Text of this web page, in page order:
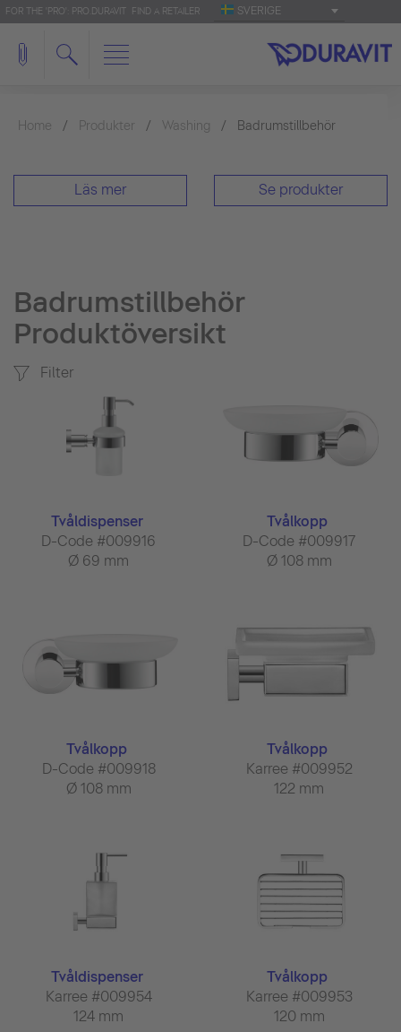
FOR THE 'PRO': PRO.DURAVIT FIND A RETAILER SVERIGE
Home Produkter Washing Badrumstillbehör
Läs mer Se produkter
Badrumstillbehör
Produktöversikt
Filter
Tvåldispenser
D-Code #009916
Ø 69 mm
Tvålkopp
D-Code #009917
Ø 108 mm
Tvålkopp
D-Code #009918
Ø 108 mm
Tvålkopp
Karree #009952
122 mm
Tvåldispenser
Karree #009954
124 mm
Tvålkopp
Karree #009953
120 mm